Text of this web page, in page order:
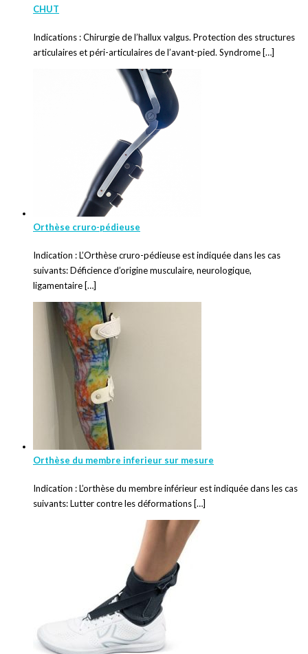
CHUT
Indications : Chirurgie de l’hallux valgus. Protection des structures
articulaires et péri-articulaires de l’avant-pied. Syndrome […]
Orthèse cruro-pédieuse
Indication : L’Orthèse cruro-pédieuse est indiquée dans les cas
suivants: Déficience d’origine musculaire, neurologique,
ligamentaire […]
Orthèse du membre inferieur sur mesure
Indication : L’orthèse du membre inférieur est indiquée dans les cas
suivants: Lutter contre les déformations […]